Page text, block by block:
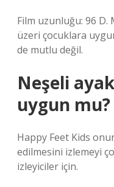
Film uzunluğu: 96 D.
üzeri çocuklara
de mutlu değil.
Neşeli
uygun mu?
Happy Feet Kids
edilmesini izlemeyi
izleyiciler için.